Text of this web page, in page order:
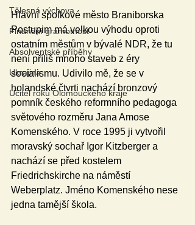
Tělesná výchova
Finanční gramotnost
Absolventské příběhy
Ukrajina
Učitel roku Olomouckého kraje
Hlavní spolkové město Braniborska
Postupim má velkou výhodu oproti
ostatním městům v bývalé NDR, že tu
není příliš mnoho staveb z éry
socialismu. Udivilo mě, že se v
holandské čtvrti nachází bronzový
pomník českého reformního pedagoga
světového rozměru Jana Amose
Komenského. V roce 1995 ji vytvořil
moravský sochař Igor Kitzberger a
nachází se před kostelem
Friedrichskirche na náměstí
Weberplatz. Jméno Komenského nese
jedna tamější škola.­­­­­